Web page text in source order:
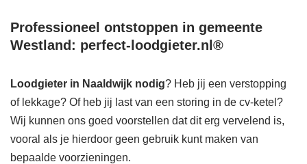
Professioneel ontstoppen in gemeente
Westland: perfect-loodgieter.nl®
Loodgieter in Naaldwijk nodig? Heb jij een verstopping
of lekkage? Of heb jij last van een storing in de cv-ketel?
Wij kunnen ons goed voorstellen dat dit erg vervelend is,
vooral als je hierdoor geen gebruik kunt maken van
bepaalde voorzieningen.